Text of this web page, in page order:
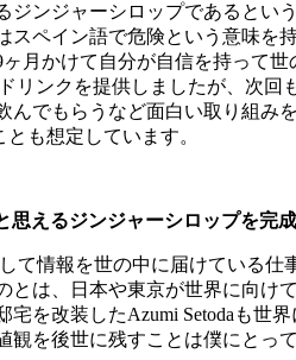
ンジャーシロップであるとい
ペイン語で危険という意味を持
ヶ月かけて自分が自信を持って
リンクを提供しましたが、次回
でもらうなど面白い取り組み
も想定しています。
えるジンジャーシロップを完
て情報を世の中に届けている仕
は、日本や東京が世界に向け
宅を改装したAzumi Setoda も世
を後世に残すことは僕にとっ